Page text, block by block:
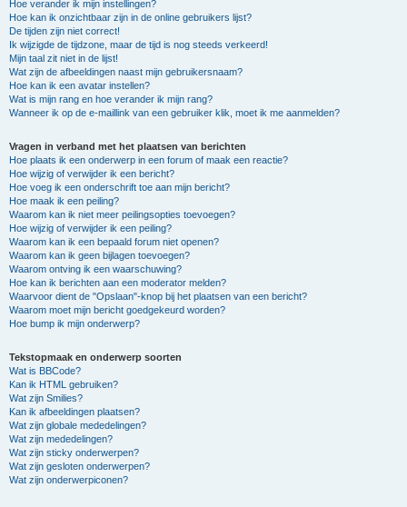
Hoe verander ik mijn instellingen?
Hoe kan ik onzichtbaar zijn in de online gebruikers lijst?
De tijden zijn niet correct!
Ik wijzigde de tijdzone, maar de tijd is nog steeds verkeerd!
Mijn taal zit niet in de lijst!
Wat zijn de afbeeldingen naast mijn gebruikersnaam?
Hoe kan ik een avatar instellen?
Wat is mijn rang en hoe verander ik mijn rang?
Wanneer ik op de e-maillink van een gebruiker klik, moet ik me aanmelden?
Vragen in verband met het plaatsen van berichten
Hoe plaats ik een onderwerp in een forum of maak een reactie?
Hoe wijzig of verwijder ik een bericht?
Hoe voeg ik een onderschrift toe aan mijn bericht?
Hoe maak ik een peiling?
Waarom kan ik niet meer peilingsopties toevoegen?
Hoe wijzig of verwijder ik een peiling?
Waarom kan ik een bepaald forum niet openen?
Waarom kan ik geen bijlagen toevoegen?
Waarom ontving ik een waarschuwing?
Hoe kan ik berichten aan een moderator melden?
Waarvoor dient de "Opslaan"-knop bij het plaatsen van een bericht?
Waarom moet mijn bericht goedgekeurd worden?
Hoe bump ik mijn onderwerp?
Tekstopmaak en onderwerp soorten
Wat is BBCode?
Kan ik HTML gebruiken?
Wat zijn Smilies?
Kan ik afbeeldingen plaatsen?
Wat zijn globale mededelingen?
Wat zijn mededelingen?
Wat zijn sticky onderwerpen?
Wat zijn gesloten onderwerpen?
Wat zijn onderwerpiconen?